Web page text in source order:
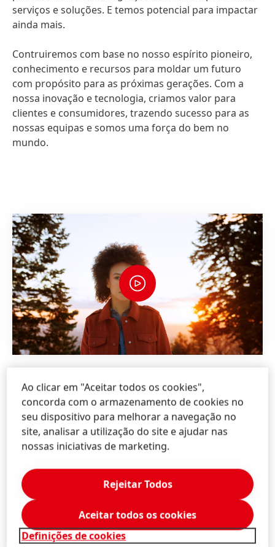
serviços e soluções. E temos potencial para impactar
ainda mais.
Contruiremos com base no nosso espírito pioneiro,
conhecimento e recursos para moldar um futuro
com propósito para as próximas gerações. Com a
nossa inovação e tecnologia, criamos valor para
clientes e consumidores, trazendo sucesso para as
nossas equipas e somos uma força do bem no
mundo.
NOSSOSVALORES
Os nossos valores orientam todas as nossas ações,
decisões e comportamentos. Todos os dias,
precisamos tomar muitas decisões num ambiente
altamente volátil. Ao mesmo tempo, somos muito
diversos: viemos de diferentes origens culturais e
Ao clicar em "Aceitar todos os cookies",
concorda com o armazenamento de cookies no
seu dispositivo para melhorar a navegação no
site, analisar a utilização do site e ajudar nas
nossas iniciativas de marketing.
Definições de cookies
Rejeitar Todos
Aceitar todos os cookies